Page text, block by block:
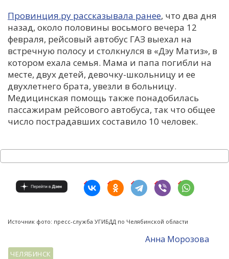
Провинция.ру рассказывала ранее, что два дня
назад, около половины восьмого вечера 12
февраля, рейсовый автобус ГАЗ выехал на
встречную полосу и столкнулся в «Дэу Матиз», в
котором ехала семья. Мама и папа погибли на
месте, двух детей, девочку-школьницу и ее
двухлетнего брата, увезли в больницу.
Медицинская помощь также понадобилась
пассажирам рейсового автобуса, так что общее
число пострадавших составило 10 человек.
Источник фото: пресс-служба УГИБДД по Челябинской области
Анна Морозова
ЧЕЛЯБИНСК